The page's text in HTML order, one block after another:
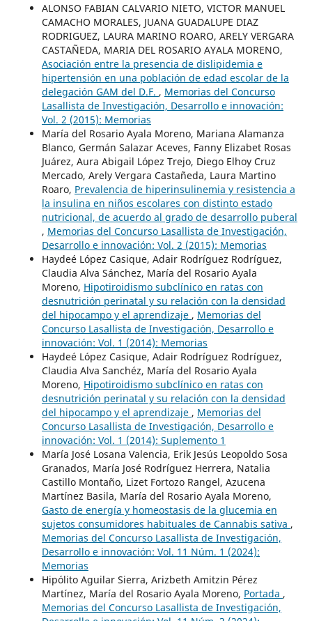
ALONSO FABIAN CALVARIO NIETO, VICTOR MANUEL
CAMACHO MORALES, JUANA GUADALUPE DIAZ
RODRIGUEZ, LAURA MARINO ROARO, ARELY VERGARA
CASTAÑEDA, MARIA DEL ROSARIO AYALA MORENO,
Asociación entre la presencia de dislipidemia e
hipertensión en una población de edad escolar de la
delegación GAM del D.F. , Memorias del Concurso
Lasallista de Investigación, Desarrollo e innovación:
Vol. 2 (2015): Memorias
María del Rosario Ayala Moreno, Mariana Alamanza
Blanco, Germán Salazar Aceves, Fanny Elizabet Rosas
Juárez, Aura Abigail López Trejo, Diego Elhoy Cruz
Mercado, Arely Vergara Castañeda, Laura Martino
Roaro, Prevalencia de hiperinsulinemia y resistencia a
la insulina en niños escolares con distinto estado
nutricional, de acuerdo al grado de desarrollo puberal
, Memorias del Concurso Lasallista de Investigación,
Desarrollo e innovación: Vol. 2 (2015): Memorias
Haydeé López Casique, Adair Rodríguez Rodríguez,
Claudia Alva Sánchez, María del Rosario Ayala
Moreno, Hipotiroidismo subclínico en ratas con
desnutrición perinatal y su relación con la densidad
del hipocampo y el aprendizaje , Memorias del
Concurso Lasallista de Investigación, Desarrollo e
innovación: Vol. 1 (2014): Memorias
Haydeé López Casique, Adair Rodríguez Rodríguez,
Claudia Alva Sanchéz, María del Rosario Ayala
Moreno, Hipotiroidismo subclínico en ratas con
desnutrición perinatal y su relación con la densidad
del hipocampo y el aprendizaje , Memorias del
Concurso Lasallista de Investigación, Desarrollo e
innovación: Vol. 1 (2014): Suplemento 1
María José Losana Valencia, Erik Jesús Leopoldo Sosa
Granados, María José Rodríguez Herrera, Natalia
Castillo Montaño, Lizet Fortozo Rangel, Azucena
Martínez Basila, María del Rosario Ayala Moreno,
Gasto de energía y homeostasis de la glucemia en
sujetos consumidores habituales de Cannabis sativa ,
Memorias del Concurso Lasallista de Investigación,
Desarrollo e innovación: Vol. 11 Núm. 1 (2024):
Memorias
Hipólito Aguilar Sierra, Arizbeth Amitzin Pérez
Martínez, María del Rosario Ayala Moreno, Portada ,
Memorias del Concurso Lasallista de Investigación,